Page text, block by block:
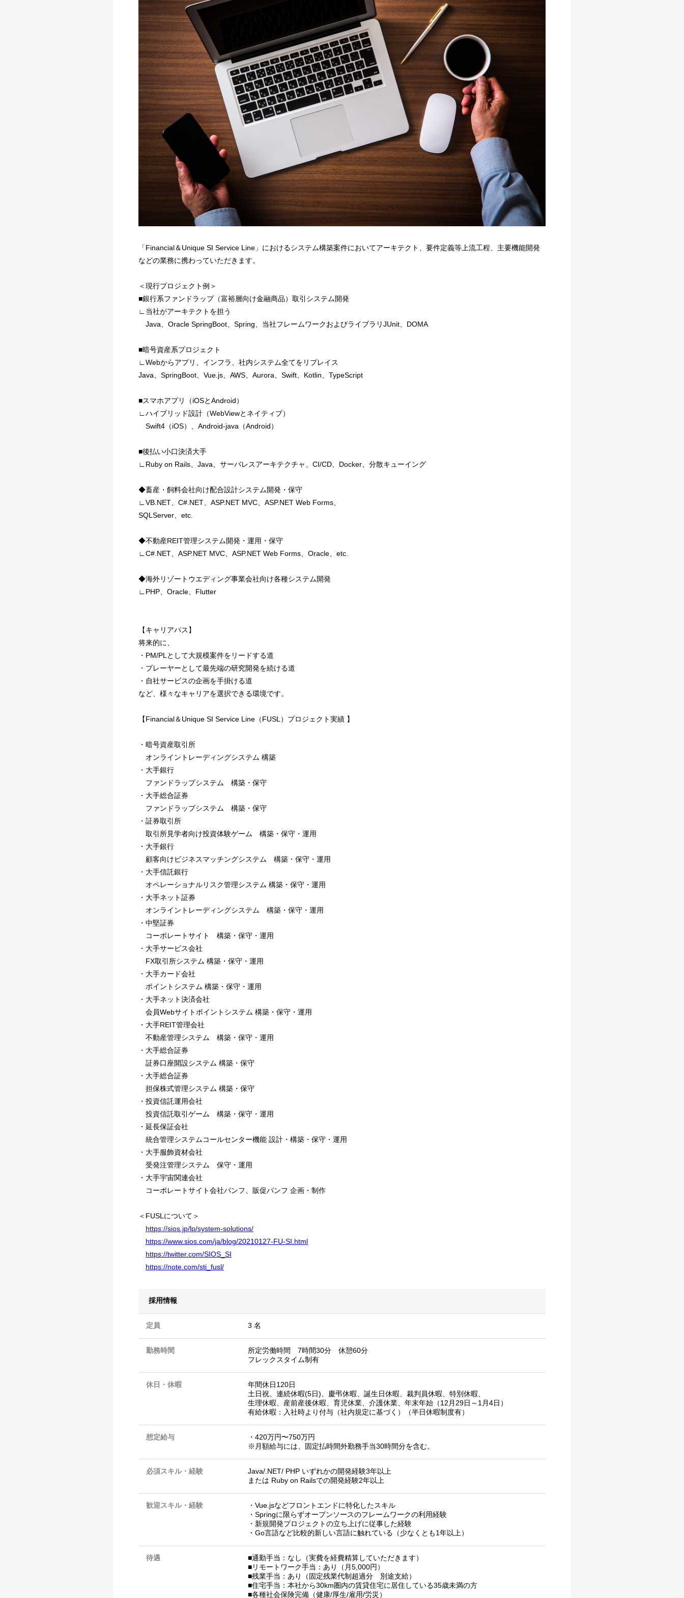
「Financial＆Unique SI Service Line」におけるシステム構築案件においてアーキテクト、要件定義等上流⼯程、主要機能開発
などの業務に携わっていただきます。
＜現行プロジェクト例＞
■銀行系ファンドラップ（富裕層向け金融商品）取引システム開発
∟当社がアーキテクトを担う
Java、Oracle SpringBoot、Spring、当社フレームワークおよびライブラリJUnit、DOMA
■暗号資産系プロジェクト
∟Webからアプリ、インフラ、社内システム全てをリプレイス
Java、SpringBoot、Vue.js、AWS、Aurora、Swift、Kotlin、TypeScript
■スマホアプリ（iOSとAndroid）
∟ハイブリッド設計（WebViewとネイティブ）
Swift4（iOS）、Android-java（Android）
■後払い小口決済大手
∟Ruby on Rails、Java、サーバレスアーキテクチャ、CI/CD、Docker、分散キューイング
◆畜産・飼料会社向け配合設計システム開発・保守
∟VB.NET、C#.NET、ASP.NET MVC、ASP.NET Web Forms、
SQLServer、etc.
◆不動産REIT管理システム開発・運用・保守
∟C#.NET、ASP.NET MVC、ASP.NET Web Forms、Oracle、etc.
◆海外リゾートウエディング事業会社向け各種システム開発
∟PHP、Oracle、Flutter
【キャリアパス】
将来的に、
・PM/PLとして大規模案件をリードする道
・プレーヤーとして最先端の研究開発を続ける道
・自社サービスの企画を手掛ける道
など、様々なキャリアを選択できる環境です。
【Financial＆Unique SI Service Line（FUSL）プロジェクト実績 】
・暗号資産取引所
オンライントレーディングシステム 構築
・大手銀行
ファンドラップシステム 構築・保守
・大手総合証券
ファンドラップシステム 構築・保守
・証券取引所
取引所見学者向け投資体験ゲーム 構築・保守・運用
・大手銀行
顧客向けビジネスマッチングシステム 構築・保守・運用
・大手信託銀行
オペレーショナルリスク管理システム 構築・保守・運用
・大手ネット証券
オンライントレーディングシステム 構築・保守・運用
・中堅証券
コーポレートサイト 構築・保守・運用
・大手サービス会社
FX取引所システム 構築・保守・運用
・大手カード会社
ポイントシステム 構築・保守・運用
・大手ネット決済会社
会員Webサイトポイントシステム 構築・保守・運用
・大手REIT管理会社
不動産管理システム 構築・保守・運用
・大手総合証券
証券口座開設システム 構築・保守
・大手総合証券
担保株式管理システム 構築・保守
・投資信託運用会社
投資信託取引ゲーム 構築・保守・運用
・延長保証会社
統合管理システムコールセンター機能 設計・構築・保守・運用
・大手服飾資材会社
受発注管理システム 保守・運用
・大手宇宙関連会社
コーポレートサイト会社パンフ、販促パンフ 企画・制作
＜FUSLについて＞
https://sios.jp/lp/system-solutions/
https://www.sios.com/ja/blog/20210127-FU-SI.html
https://twitter.com/SIOS_SI
https://note.com/sti_fusl/
採用情報
定員 3 名
勤務時間
所定労働時間 7時間30分 休憩60分
フレックスタイム制有
休日・休暇
年間休日120日
土日祝、連続休暇(5日)、慶弔休暇、誕生日休暇、裁判員休暇、特別休暇、
生理休暇、産前産後休暇、育児休業、介護休業、年末年始（12月29日～1月4日）
有給休暇：入社時より付与（社内規定に基づく）（半日休暇制度有）
想定給与
・420万円〜750万円
※月額給与には、固定払時間外勤務手当30時間分を含む。
必須スキル・経験
Java/.NET/ PHP いずれかの開発経験3年以上
または Ruby on Railsでの開発経験2年以上
歓迎スキル・経験
・Vue.jsなどフロントエンドに特化したスキル
・Springに限らずオープンソースのフレームワークの利用経験
・新規開発プロジェクトの立ち上げに従事した経験
・Go言語など比較的新しい言語に触れている（少なくとも1年以上）
待遇
■通勤手当：なし（実費を経費精算していただきます）
■リモートワーク手当：あり（月5,000円）
■残業手当：あり（固定残業代制超過分 別途支給）
■住宅手当：本社から30km圏内の賃貸住宅に居住している35歳未満の方
■各種社会保険完備（健康/厚生/雇用/労災）